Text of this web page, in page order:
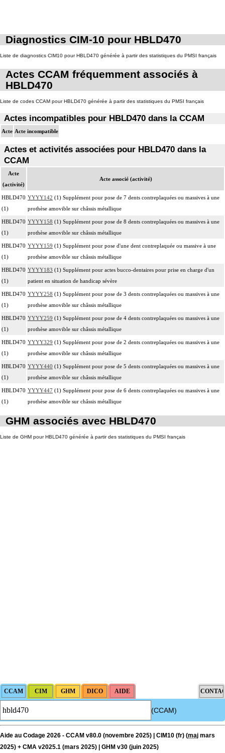
Diagnostics CIM-10 pour HBLD470
Liste de diagnostics CIM10 pour HBLD470 générée à partir des statistiques du PMSI français
Actes CCAM fréquemment associés à
HBLD470
Liste de codes CCAM pour HBLD470 générée à partir des statistiques du PMSI français
Actes incompatibles pour HBLD470 dans la CCAM
Acte Acte incompatible
Actes et activités associées pour HBLD470 dans la
CCAM
Acte
(activité)
Acte associé (activité)
HBLD470
(1)
YYYY142 (1) Supplément pour pose de 7 dents contreplaquées ou massives à une
prothèse amovible sur châssis métallique
HBLD470
(1)
YYYY158 (1) Supplément pour pose de 8 dents contreplaquées ou massives à une
prothèse amovible sur châssis métallique
HBLD470
(1)
YYYY159 (1) Supplément pour pose d'une dent contreplaquée ou massive à une
prothèse amovible sur châssis métallique
HBLD470
(1)
YYYY183 (1) Supplément pour actes bucco-dentaires pour prise en charge d'un
patient en situation de handicap sévère
HBLD470
(1)
YYYY258 (1) Supplément pour pose de 3 dents contreplaquées ou massives à une
prothèse amovible sur châssis métallique
HBLD470
(1)
YYYY259 (1) Supplément pour pose de 4 dents contreplaquées ou massives à une
prothèse amovible sur châssis métallique
HBLD470
(1)
YYYY329 (1) Supplément pour pose de 2 dents contreplaquées ou massives à une
prothèse amovible sur châssis métallique
HBLD470
(1)
YYYY440 (1) Supplément pour pose de 5 dents contreplaquées ou massives à une
prothèse amovible sur châssis métallique
HBLD470
(1)
YYYY447 (1) Supplément pour pose de 6 dents contreplaquées ou massives à une
prothèse amovible sur châssis métallique
GHM associés avec HBLD470
Liste de GHM pour HBLD470 générée à partir des statistiques du PMSI français
(CCAM)
Aide au Codage 2026 - CCAM v80.0 (novembre 2025) | CIM10 (fr) (maj mars
2025) + CMA v2025.1 (mars 2025) | GHM v30 (juin 2025)